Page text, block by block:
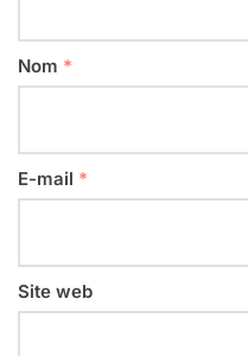
Nom *
E-mail *
Site web